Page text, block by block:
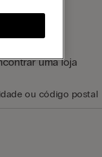
uma loja